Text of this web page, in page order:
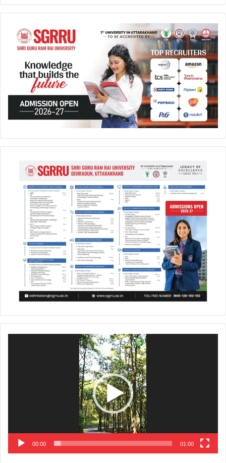
00:00 01:00